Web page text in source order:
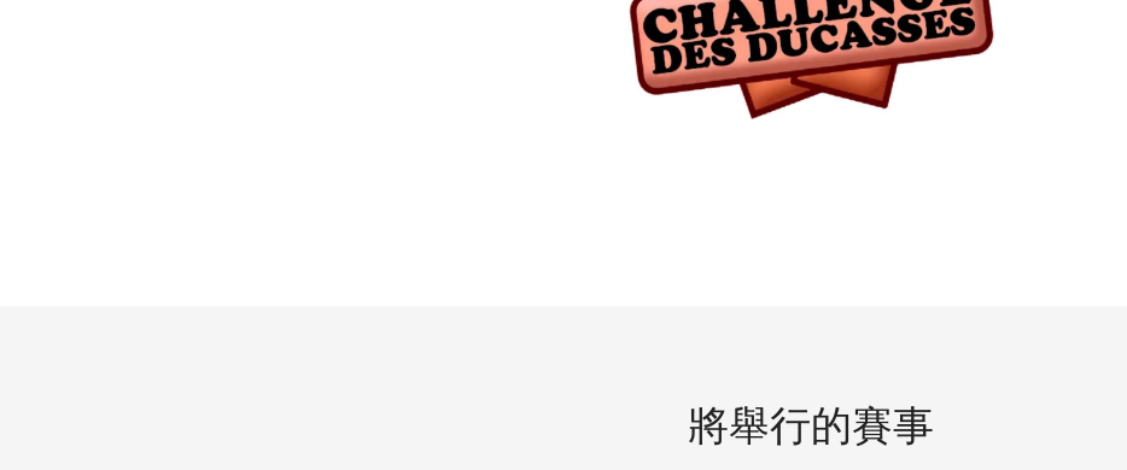
將舉行的賽事